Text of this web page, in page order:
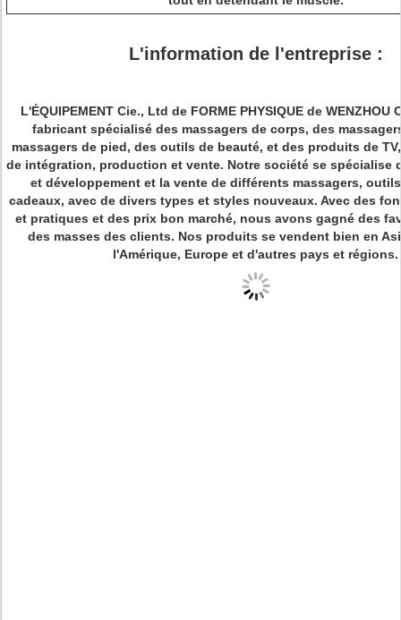
L'information de l'entreprise :
L'ÉQUIPEMENT Cie., Ltd de FORME PHYSIQUE de WENZHOU
fabricant spécialisé des massagers de corps, des
massagers de pied, des outils de beauté, et des produits de
de intégration, production et vente. Notre société se spécialise
et développement et la vente de différents massagers,
cadeaux, avec de divers types et styles nouveaux. Avec des
et pratiques et des prix bon marché, nous avons gagné des
des masses des clients. Nos produits se vendent bien en
l'Amérique, Europe et d'autres pays et régions.